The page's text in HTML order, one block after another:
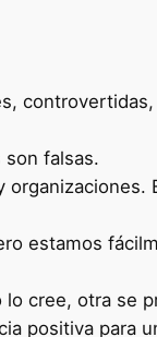
son falsas.
estamos
cree, otra se
positiva para